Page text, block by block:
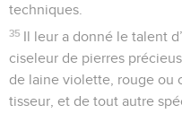
techniques.
35 Il leur a donné le talent
ciseleur de pierres
de laine violette, rouge ou
tisseur, et de tout autre